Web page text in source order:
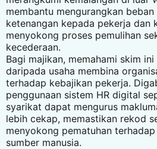
membantu mengurangkan
ketenangan kepada pekerja dan
menyokong proses pemulihan
kecederaan.
Bagi majikan, memahami skim
daripada usaha membina
terhadap kebajikan pekerja.
penggunaan sistem HR digital
syarikat dapat mengurus
lebih cekap, memastikan rekod
menyokong pematuhan
sumber manusia.